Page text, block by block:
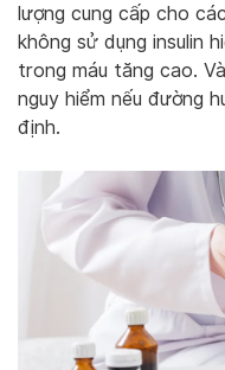
lượng cung cấp cho
không sử dụng insulin
trong máu tăng cao.
nguy hiểm nếu đường
định.